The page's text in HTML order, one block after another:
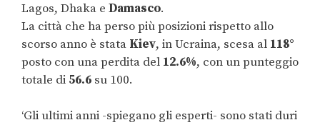
Lagos, Dhaka e Damasco.
La città che ha perso più posizioni rispetto allo
scorso anno è stata Kiev, in Ucraina, scesa al 118°
posto con una perdita del 12.6%, con un punteggio
totale di 56.6 su 100.
‘Gli ultimi anni -spiegano gli esperti- sono stati duri